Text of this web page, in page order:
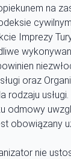
na
Imprezy
oraz
rodzaju usługi.
odmowy
obowiązany
nie